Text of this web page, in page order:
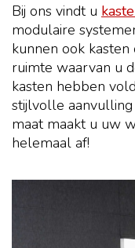
Bij ons vindt u
modulaire
kunnen ook
ruimte waarvan u
kasten hebben
stijlvolle
maat maakt u uw
helemaal af!